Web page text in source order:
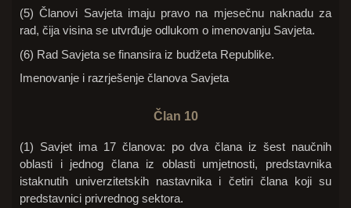
(5) Članovi Savjeta imaju pravo na mjesečnu naknadu za
rad, čija visina se utvrđuje odlukom o imenovanju Savjeta.
(6) Rad Savjeta se finansira iz budžeta Republike.
Imenovanje i razrješenje članova Savjeta
Član 10
(1) Savjet ima 17 članova: po dva člana iz šest naučnih
oblasti i jednog člana iz oblasti umjetnosti, predstavnika
istaknutih univerzitetskih nastavnika i četiri člana koji su
predstavnici privrednog sektora.